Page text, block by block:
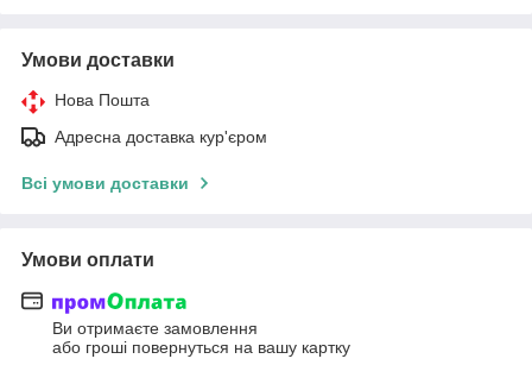
Умови доставки
Нова Пошта
Адресна доставка кур'єром
Всі умови доставки
Умови оплати
Ви отримаєте замовлення
або гроші повернуться на вашу картку